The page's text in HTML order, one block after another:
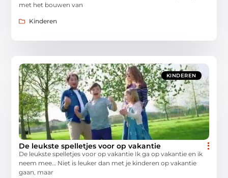
met het bouwen van
Kinderen
KINDEREN
De leukste spelletjes voor op vakantie
De leukste spelletjes voor op vakantie Ik ga op vakantie en ik
neem mee… Niet is leuker dan met je kinderen op vakantie
gaan, maar